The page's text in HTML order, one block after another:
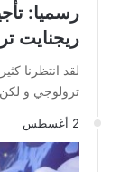
رسميا:
ريجنايت
لقد انتظرنا
ترولوجي و لكن
2 أغسطس